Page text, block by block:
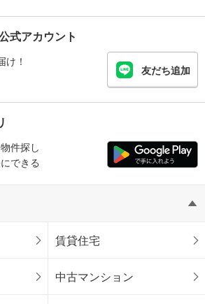
式アカウント
け！
友だち追加
件探し
できる
賃貸住宅
中古マンション